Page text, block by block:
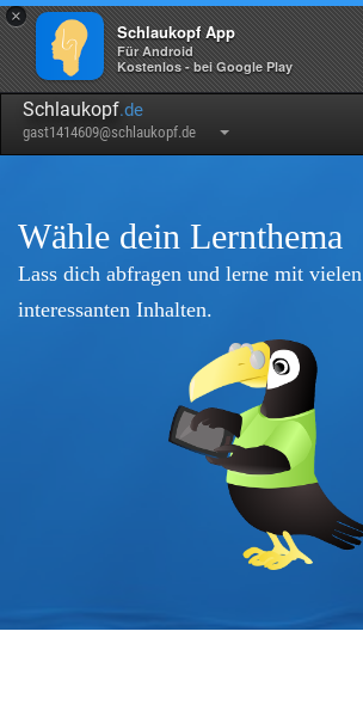
×
Schlaukopf App
Für Android
Kostenlos - bei Google Play
Schlaukopf.de
gast1414609@schlaukopf.de
Wähle dein Lernthema
Lass dich abfragen und lerne mit vielen
interessanten Inhalten.